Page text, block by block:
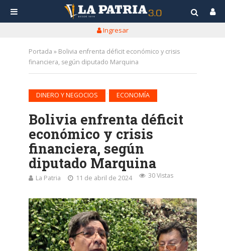
Ingresar
Portada » Bolivia enfrenta déficit económico y crisis
financiera, según diputado Marquina
DINERO Y NEGOCIOS ECONOMÍA
Bolivia enfrenta déficit
económico y crisis
financiera, según
diputado Marquina
La Patria 11 de abril de 2024 30 Vistas